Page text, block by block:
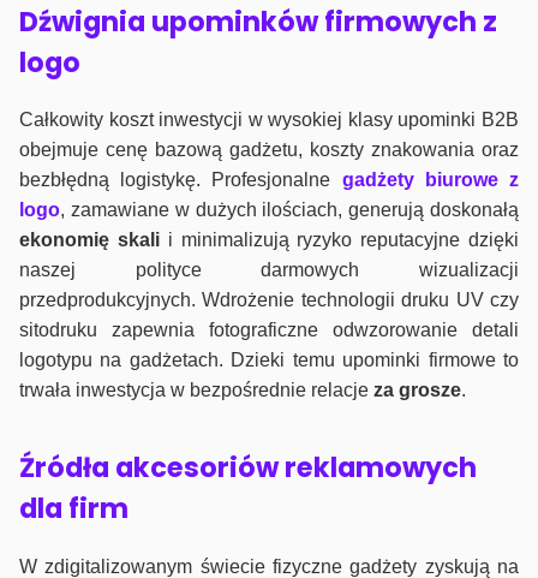
Dźwignia upominków firmowych z
logo
Całkowity koszt inwestycji w wysokiej klasy upominki B2B
obejmuje cenę bazową gadżetu, koszty znakowania oraz
bezbłędną logistykę. Profesjonalne gadżety biurowe z
logo, zamawiane w dużych ilościach, generują doskonałą
ekonomię skalii minimalizują ryzyko reputacyjne dzięki
naszej polityce darmowych wizualizacji
przedprodukcyjnych. Wdrożenie technologii druku UV czy
sitodruku zapewnia fotograficzne odwzorowanie detali
logotypu na gadżetach. Dzieki temu upominki firmowe to
trwała inwestycja w bezpośrednie relacje za grosze.
Źródła akcesoriów reklamowych
dla firm
W zdigitalizowanym świecie fizyczne gadżety zyskują na